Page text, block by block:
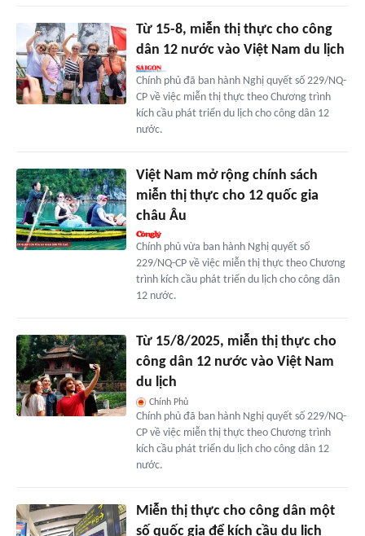
Từ 15-8, miễn thị thực cho công
dân 12 nước vào Việt Nam du lịch
Chính phủ đã ban hành Nghị quyết số 229/NQ-
CP về việc miễn thị thực theo Chương trình
kích cầu phát triển du lịch cho công dân 12
nước.
Việt Nam mở rộng chính sách
miễn thị thực cho 12 quốc gia
châu Âu
Chính phủ vừa ban hành Nghị quyết số
229/NQ-CP về việc miễn thị thực theo Chương
trình kích cầu phát triển du lịch cho công dân
12 nước.
Từ 15/8/2025, miễn thị thực cho
công dân 12 nước vào Việt Nam
du lịch
Chính Phủ
Chính phủ đã ban hành Nghị quyết số 229/NQ-
CP về việc miễn thị thực theo Chương trình
kích cầu phát triển du lịch cho công dân 12
nước.
Miễn thị thực cho công dân một
số quốc gia để kích cầu du lịch